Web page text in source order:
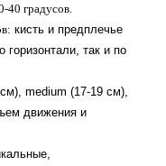
40 градусов.
кисть и предплечье
так и по
medium (17-19 см),
движения и